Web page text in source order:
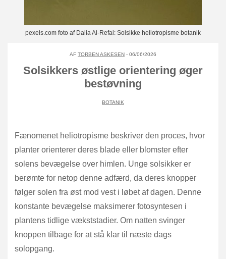
pexels.com foto af Dalia Al-Refai: Solsikke heliotropisme botanik
AF TORBEN ASKESEN - 06/06/2026
Solsikkers østlige orientering øger
bestøvning
BOTANIK
Fænomenet heliotropisme beskriver den proces, hvor
planter orienterer deres blade eller blomster efter
solens bevægelse over himlen. Unge solsikker er
berømte for netop denne adfærd, da deres knopper
følger solen fra øst mod vest i løbet af dagen. Denne
konstante bevægelse maksimerer fotosyntesen i
plantens tidlige vækststadier. Om natten svinger
knoppen tilbage for at stå klar til næste dags
solopgang.